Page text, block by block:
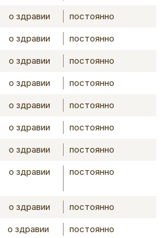
о здравии
постоянно
о здравии
постоянно
о здравии
постоянно
о здравии
постоянно
о здравии
постоянно
о здравии
постоянно
о здравии
постоянно
о здравии постоянно
о здравии
постоянно
о здравии
постоянно